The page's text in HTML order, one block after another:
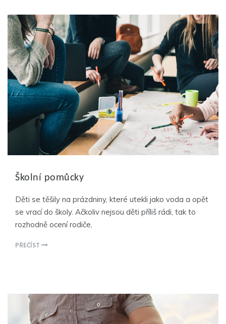
Školní pomůcky
Děti se těšily na prázdniny, které utekli jako voda a opět
se vrací do školy. Ačkoliv nejsou děti příliš rádi, tak to
rozhodně ocení rodiče,
PŘEČÍST